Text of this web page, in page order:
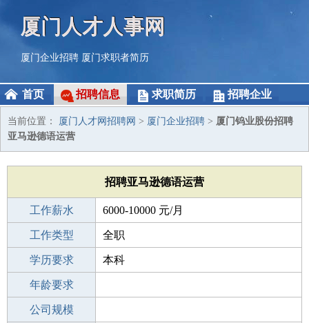
厦门人才人事网
厦门企业招聘 厦门求职者简历
首页 招聘信息 求职简历 招聘企业
当前位置： 厦门人才网招聘网 > 厦门企业招聘 > 厦门钨业股份招聘
亚马逊德语运营
招聘亚马逊德语运营
工作薪水 6000-10000 元/月
招聘人数
工作类型 全职
性别要求 -
学历要求 本科
工作经验
年龄要求
工作地点
公司规模